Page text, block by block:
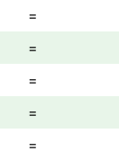
=
=
=
=
=